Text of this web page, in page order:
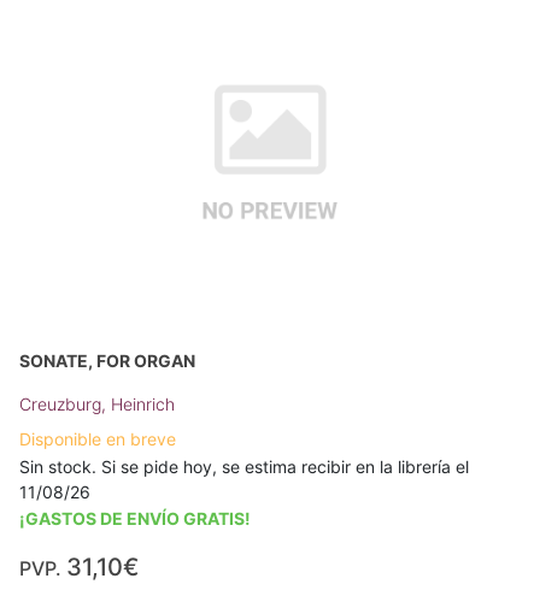
SONATE, FOR ORGAN
Creuzburg, Heinrich
Disponible en breve
Sin stock. Si se pide hoy, se estima recibir en la librería el
11/08/26
¡GASTOS DE ENVÍO GRATIS!
PVP. 31,10€